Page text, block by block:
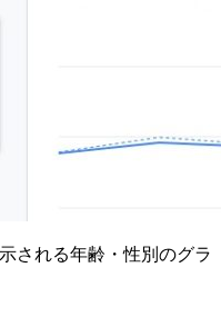
される年齢・性別のグラ